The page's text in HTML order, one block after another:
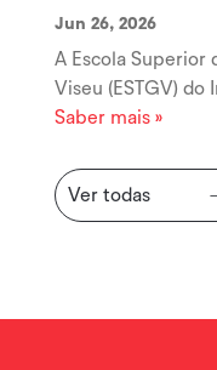
cooperação e a
Qualidade
Jun 26, 2026
A Escola Superior
Viseu (ESTGV)
acolheu, no
(RIQUAL), uma
como um
Saber mais »
Ver todas